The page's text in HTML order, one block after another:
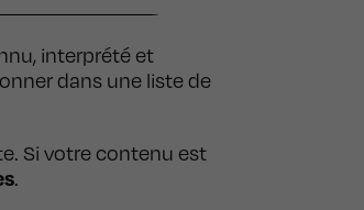
interprété et
dans une liste de
Si votre contenu est
.